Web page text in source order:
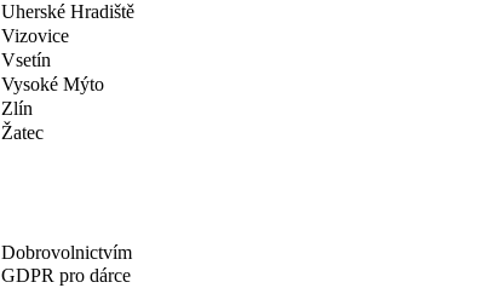
Uherské Hradiště
Vizovice
Vsetín
Vysoké Mýto
Zlín
Žatec
Dobrovolnictvím
GDPR pro dárce